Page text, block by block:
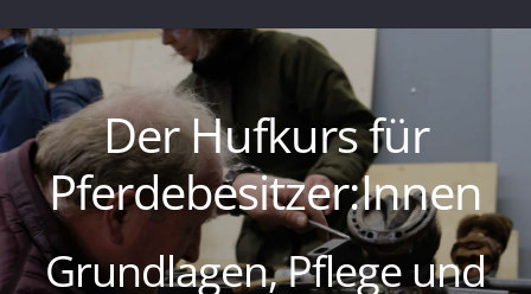
Der Hufkurs für
Pferdebesitzer:Innen
Grundlagen, Pflege und